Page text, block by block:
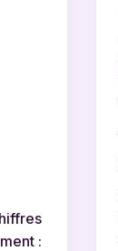
: